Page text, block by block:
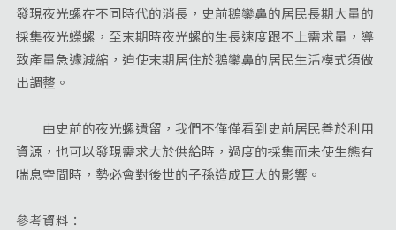
發現夜光螺在不同時代的消長，史前鵝鑾鼻的居民長期大量的
採集夜光蠑螺，至末期時夜光螺的生長速度跟不上需求量，導
致產量急遽減縮，迫使末期居住於鵝鑾鼻的居民生活模式須做
出調整。
由史前的夜光螺遺留，我們不僅僅看到史前居民善於利用
資源，也可以發現需求大於供給時，過度的採集而未使生態有
喘息空間時，勢必會對後世的子孫造成巨大的影響。
參考資料：